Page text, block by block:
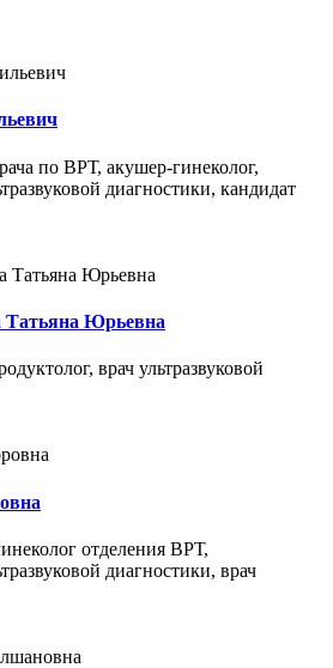
по ВРТ, акушер-гинеколог,
диагностики, кандидат
Юрьевна
врач ультразвуковой
отделения ВРТ,
диагностики, врач